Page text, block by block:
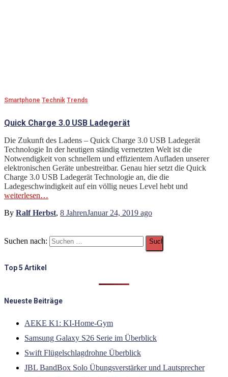
Smartphone Technik Trends
Quick Charge 3.0 USB Ladegerät
Die Zukunft des Ladens – Quick Charge 3.0 USB Ladegerät
Technologie In der heutigen ständig vernetzten Welt ist die
Notwendigkeit von schnellem und effizientem Aufladen unserer
elektronischen Geräte unbestreitbar. Genau hier setzt die Quick
Charge 3.0 USB Ladegerät Technologie an, die die
Ladegeschwindigkeit auf ein völlig neues Level hebt und
weiterlesen…
By Ralf Herbst, 8 JahrenJanuar 24, 2019 ago
Suchen nach:
Top 5 Artikel
Neueste Beiträge
AEKE K1: KI-Home-Gym
Samsung Galaxy S26 Serie im Überblick
Swift Flügelschlagdrohne Überblick
JBL BandBox Solo Übungsverstärker und Lautsprecher